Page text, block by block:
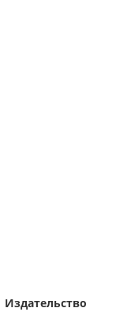
Издательство